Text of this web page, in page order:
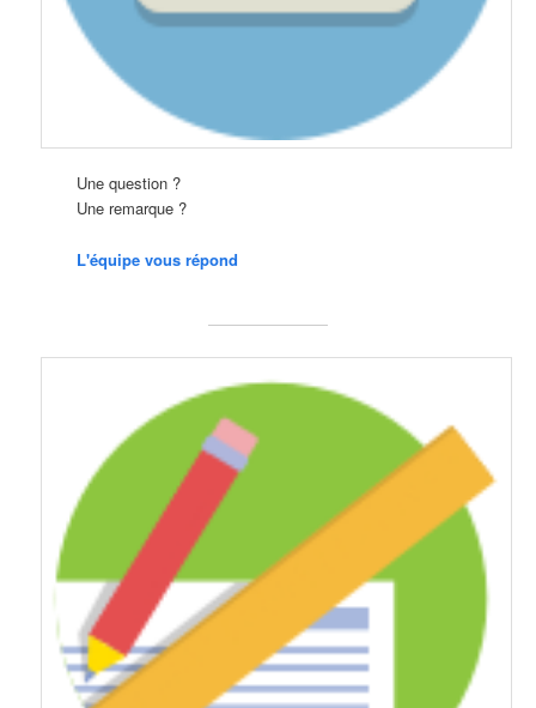
Une question ?
Une remarque ?
L'équipe vous répond